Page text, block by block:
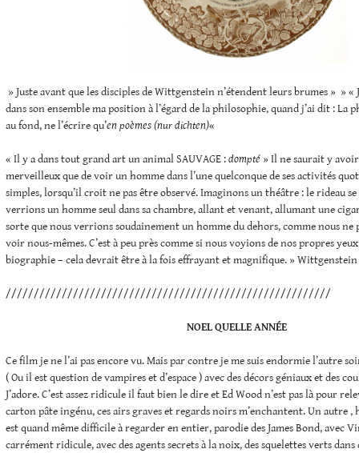
» Juste avant que les disciples de Wittgenstein n’étendent leurs brumes » » «
dans son ensemble ma position à l’égard de la philosophie, quand j’ai dit : La
au fond, ne l’écrire qu’en poèmes (nur dichten)«
« Il y a dans tout grand art un animal SAUVAGE :dompté » Il ne saurait y
merveilleux que de voir un homme dans l’une quelconque de ses activités
simples, lorsqu’il croit ne pas être observé. Imaginons un théâtre : le rideau
verrions un homme seul dans sa chambre, allant et venant, allumant une
sorte que nous verrions soudainement un homme du dehors, comme nous ne
voir nous-mêmes. C’est à peu près comme si nous voyions de nos propres
biographie – cela devrait être à la fois effrayant et magnifique. » Wittgenstein
//////////////////////////////////////////////////////////
NOEL QUELLE ANNÉE
Ce film je ne l’ai pas encore vu. Mais par contre je me suis endormie l’autre
( Ou il est question de vampires et d’espace ) avec des décors géniaux et des
J’adore. C’est assez ridicule il faut bien le dire et Ed Wood n’est pas là pour
carton pâte ingénu, ces airs graves et regards noirs m’enchantent. Un autre ,
est quand même difficile à regarder en entier, parodie des James Bond, avec
carrément ridicule, avec des agents secrets à la noix, des squelettes verts dans